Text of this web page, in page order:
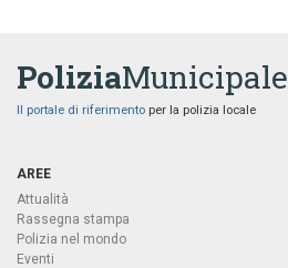
PoliziaMunicipale
Il portale di riferimento per la polizia locale
AREE
Attualità
Rassegna stampa
Polizia nel mondo
Eventi